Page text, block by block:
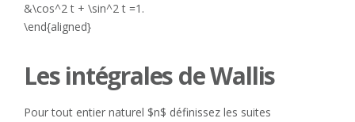
&\cos^2 t + \sin^2 t =1.
\end{aligned}
Les intégrales de Wallis
Pour tout entier naturel $n$ définissez les suites